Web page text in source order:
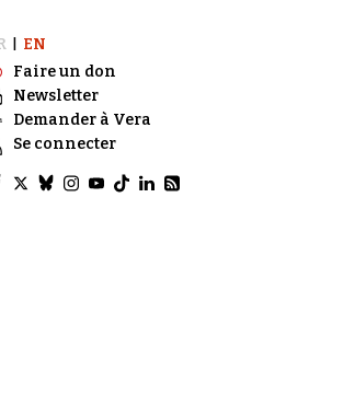
EN
Faire un don
Newsletter
Demander à Vera
Se connecter